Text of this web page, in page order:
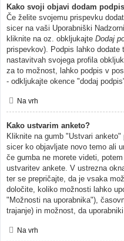
Kako svoji objavi dodam
Če želite svojemu prispevku
sicer na vaši Uporabniški
kliknite na oz. obkljukajte Dodaj
prispevkov). Podpis lahko
nastavitvah svojega profila
za to možnost, lahko podpis v
- odkljukajte okence "dodaj
Na vrh
Kako ustvarim anketo?
Kliknite na gumb "Ustvari
sicer ko objavljate novo temo ali
če gumba ne morete videti,
ustvaritev ankete. V ustrezna
ter se prepričajte, da je vsaka
določite, koliko možnosti lahko
"Možnosti na uporabnika"),
trajanje) in možnost, da
Na vrh